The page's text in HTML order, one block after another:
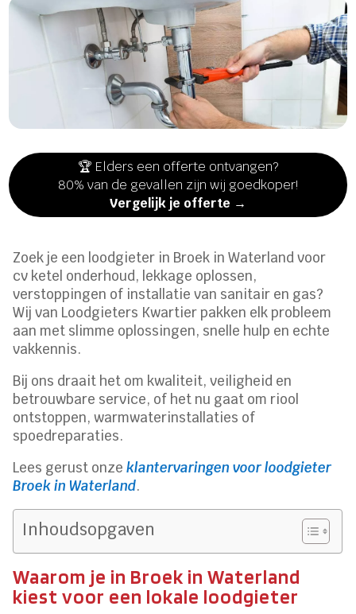
🏆 Elders een offerte ontvangen?
80% van de gevallen zijn wij goedkoper!
Vergelijk je offerte →
Zoek je een loodgieter in Broek in Waterland voor
cv ketel onderhoud, lekkage oplossen,
verstoppingen of installatie van sanitair en gas?
Wij van Loodgieters Kwartier pakken elk probleem
aan met slimme oplossingen, snelle hulp en echte
vakkennis.
Bij ons draait het om kwaliteit, veiligheid en
betrouwbare service, of het nu gaat om riool
ontstoppen, warmwaterinstallaties of
spoedreparaties.
Lees gerust onzeklantervaringen voor loodgieter
Broek in Waterland.
Inhoudsopgaven
Waarom je in Broek in Waterland
kiest voor een lokale loodgieter